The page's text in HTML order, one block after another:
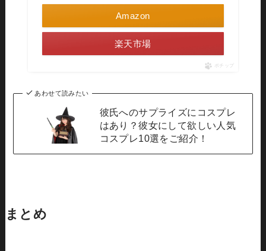
Amazon
楽天市場
ポチップ
あわせて読みたい
彼氏へのサプライズにコスプレ
はあり？彼女にして欲しい人気
コスプレ10選をご紹介！
まとめ